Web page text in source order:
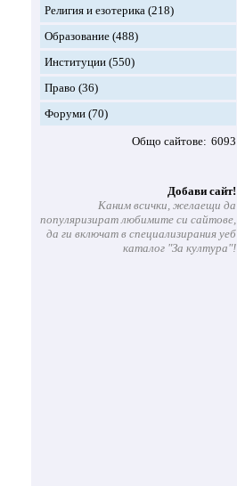
Религия и езотерика (218)
Образование (488)
Институции (550)
Право (36)
Форуми (70)
Общо сайтове 6093
Добави сайт!
Каним всички, желаещи да
популяризират любимите си сайтове,
да ги включат в специализирания уеб
каталог "За култура"!